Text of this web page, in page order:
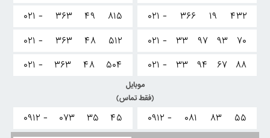
۰۲۱ -
۳۶۶ ۱۹
۴۳۲
۰۲۱ -
۳۳ ۹۷ ۹۳
۷۰
۰۲۱ -
۳۳ ۹۴ ۶۷ ۸۸
۰۲۱ -
۳۶۳ ۴۹
۸۱۵
۰۲۱ -
۳۶۳ ۴۸
۵۱۲
۰۲۱ -
۳۶۳ ۴۸ ۵۰۴
موبایل
(فقط تماس)
۰۹۱۲ - ۰۸۱ ۸۳ ۵۵ ۰۹۱۲ - ۰۷۳ ۳۵ ۴۵